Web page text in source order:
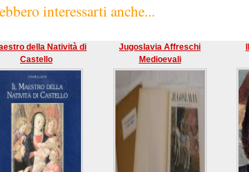
interessarti anche...
della Natività di
Castello
Jugoslavia Affreschi
Medioevali